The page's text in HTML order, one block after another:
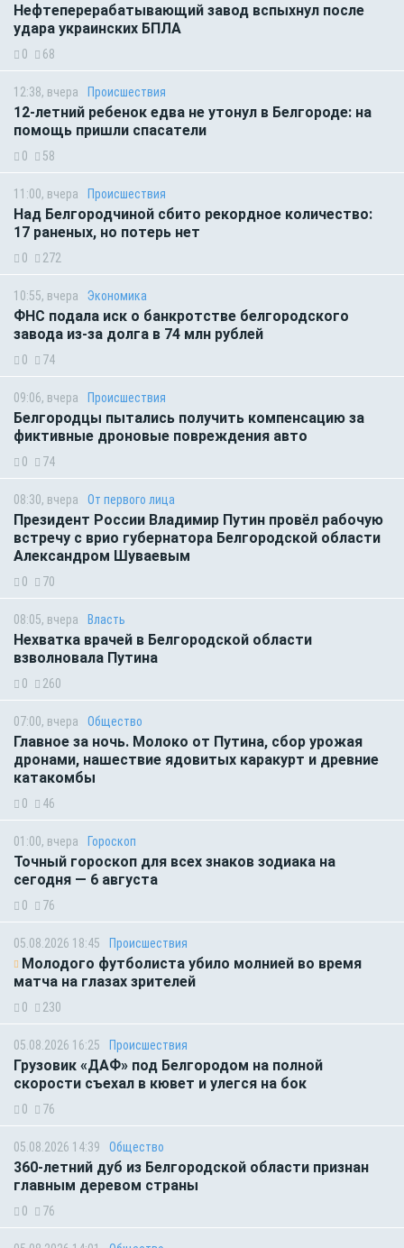
Нефтеперерабатывающий завод вспыхнул после
удара украинских БПЛА
0 68
12:38, вчера Происшествия
12-летний ребенок едва не утонул в Белгороде: на
помощь пришли спасатели
0 58
11:00, вчера Происшествия
Над Белгородчиной сбито рекордное количество:
17 раненых, но потерь нет
0 272
10:55, вчера Экономика
ФНС подала иск о банкротстве белгородского
завода из-за долга в 74 млн рублей
0 74
09:06, вчера Происшествия
Белгородцы пытались получить компенсацию за
фиктивные дроновые повреждения авто
0 74
08:30, вчера От первого лица
Президент России Владимир Путин провёл рабочую
встречу с врио губернатора Белгородской области
Александром Шуваевым
0 70
08:05, вчера Власть
Нехватка врачей в Белгородской области
взволновала Путина
0 260
07:00, вчера Общество
Главное за ночь. Молоко от Путина, сбор урожая
дронами, нашествие ядовитых каракурт и древние
катакомбы
0 46
01:00, вчера Гороскоп
Точный гороскоп для всех знаков зодиака на
сегодня — 6 августа
0 76
05.08.2026 18:45 Происшествия
Молодого футболиста убило молнией во время
матча на глазах зрителей
0 230
05.08.2026 16:25 Происшествия
Грузовик «ДАФ» под Белгородом на полной
скорости съехал в кювет и улегся на бок
0 76
05.08.2026 14:39 Общество
360-летний дуб из Белгородской области признан
главным деревом страны
0 76